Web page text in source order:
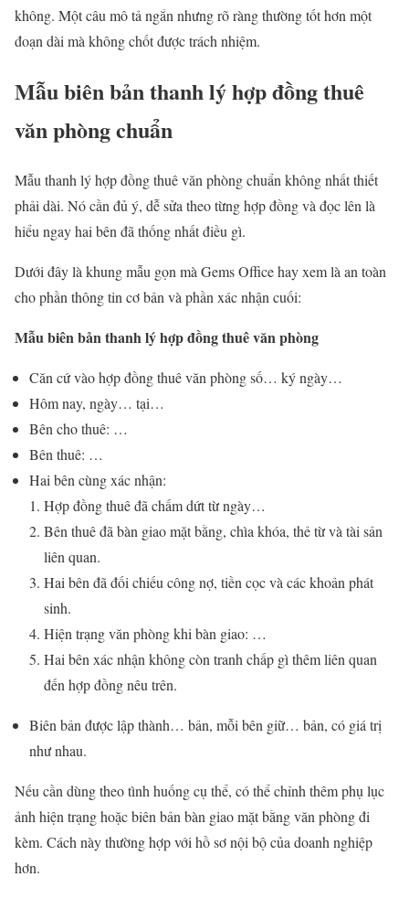
không. Một câu mô tả ngắn nhưng rõ ràng thường tốt hơn một
đoạn dài mà không chốt được trách nhiệm.
Mẫu biên bản thanh lý hợp đồng thuê
văn phòng chuẩn
Mẫu thanh lý hợp đồng thuê văn phòng chuẩn không nhất thiết
phải dài. Nó cần đủ ý, dễ sửa theo từng hợp đồng và đọc lên là
hiểu ngay hai bên đã thống nhất điều gì.
Dưới đây là khung mẫu gọn mà Gems Office hay xem là an toàn
cho phần thông tin cơ bản và phần xác nhận cuối:
Mẫu biên bản thanh lý hợp đồng thuê văn phòng
Căn cứ vào hợp đồng thuê văn phòng số… ký ngày…
Hôm nay, ngày… tại…
Bên cho thuê: …
Bên thuê: …
Hai bên cùng xác nhận:
Hợp đồng thuê đã chấm dứt từ ngày…
Bên thuê đã bàn giao mặt bằng, chìa khóa, thẻ từ và tài sản
liên quan.
Hai bên đã đối chiếu công nợ, tiền cọc và các khoản phát
sinh.
Hiện trạng văn phòng khi bàn giao: …
Hai bên xác nhận không còn tranh chấp gì thêm liên quan
đến hợp đồng nêu trên.
Biên bản được lập thành… bản, mỗi bên giữ… bản, có giá trị
như nhau.
Nếu cần dùng theo tình huống cụ thể, có thể chỉnh thêm phụ lục
ảnh hiện trạng hoặc biên bản bàn giao mặt bằng văn phòng đi
kèm. Cách này thường hợp với hồ sơ nội bộ của doanh nghiệp
hơn.